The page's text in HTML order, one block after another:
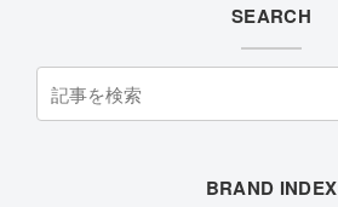
SEARCH
BRAND INDEX